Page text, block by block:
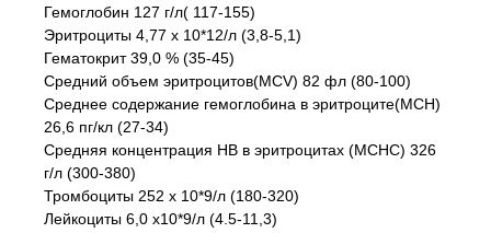
Гемоглобин 127 г/л( 117-155)
Эритроциты 4,77 х 10*12/л (3,8-5,1)
Гематокрит 39,0 % (35-45)
Средний объем эритроцитов(MCV) 82 фл (80-100)
Среднее содержание гемоглобина в эритроците(MCH)
26,6 пг/кл (27-34)
Средняя концентрация HB в эритроцитах (MCHC) 326
г/л (300-380)
Тромбоциты 252 х 10*9/л (180-320)
Лейкоциты 6,0 х10*9/л (4.5-11,3)